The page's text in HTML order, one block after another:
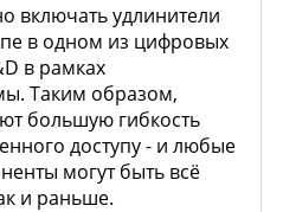
включать удлинители
в одном из цифровых
в рамках
Таким образом,
большую гибкость
доступу - и любые
могут быть всё
и раньше.